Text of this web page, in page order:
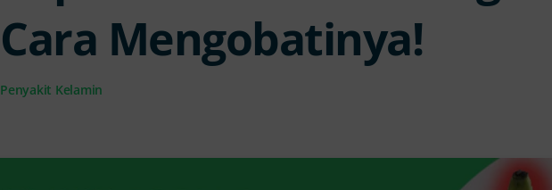
Cara Mengobatinya!
Penyakit Kelamin